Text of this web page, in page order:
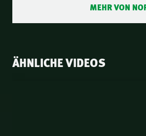
MEHR VON
ÄHNLICHE VIDEOS